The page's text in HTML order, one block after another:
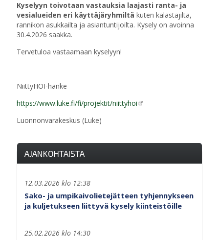
Kyselyyn toivotaan vastauksia laajasti ranta- ja
vesialueiden eri käyttäjäryhmiltä kuten kalastajilta,
rannikon asukkailta ja asiantuntijoilta. Kysely on avoinna
30.4.2026 saakka.
Tervetuloa vastaamaan kyselyyn!
NiittyHOI-hanke
https://www.luke.fi/fi/projektit/niittyhoi
Luonnonvarakeskus (Luke)
AJANKOHTAISTA
12.03.2026 klo 12:38
Sako- ja umpikaivolietejätteen tyhjennykseen
ja kuljetukseen liittyvä kysely kiinteistöille
25.02.2026 klo 14:30